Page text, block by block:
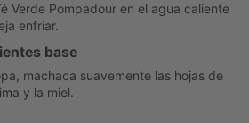
Verde Pompadour en el agua caliente
enfriar.
base
machaca suavemente las hojas de
y la miel.